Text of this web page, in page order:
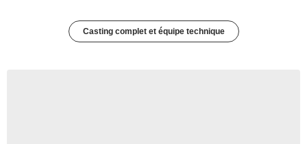
Casting complet et équipe technique